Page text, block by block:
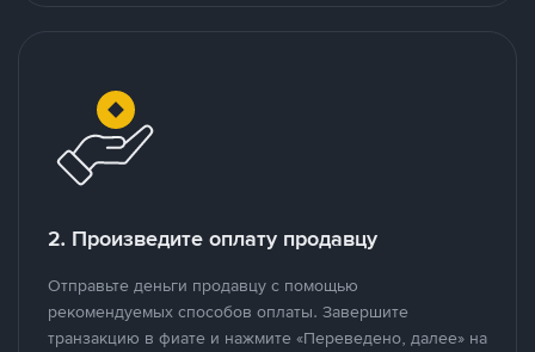
2. Произведите оплату продавцу
Отправьте деньги продавцу с помощью
рекомендуемых способов оплаты. Завершите
транзакцию в фиате и нажмите «Переведено, далее» на